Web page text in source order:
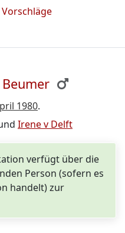
Vorschläge
Beumer
1980.
Irene v Delft
verfügt über die
Person (sofern es
handelt) zur